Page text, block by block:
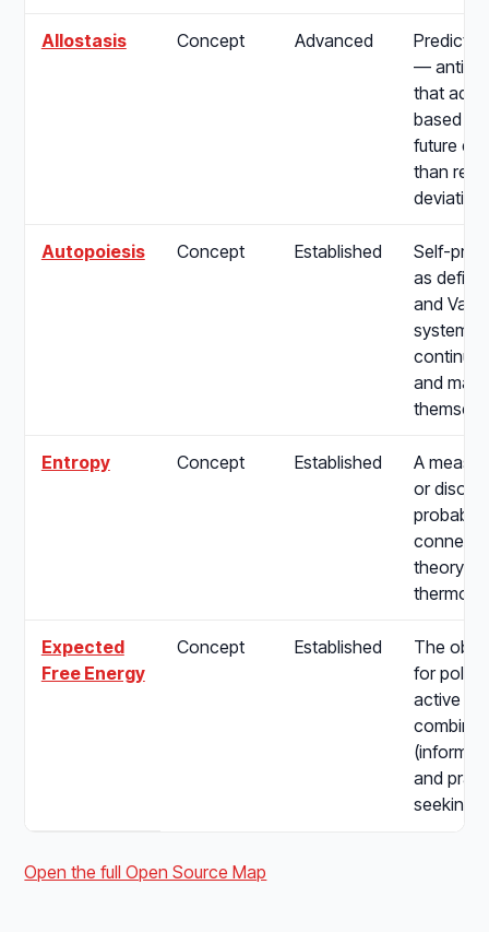
Allostasis Concept Advanced
—
that
based
future
than
Autopoiesis Concept Established
Self-
as
and
systems
and
Entropy Concept Established
A
or
theory to
Expected
Free Energy
Concept Established
The
for
active
and
seeking)
Open the full Open Source Map